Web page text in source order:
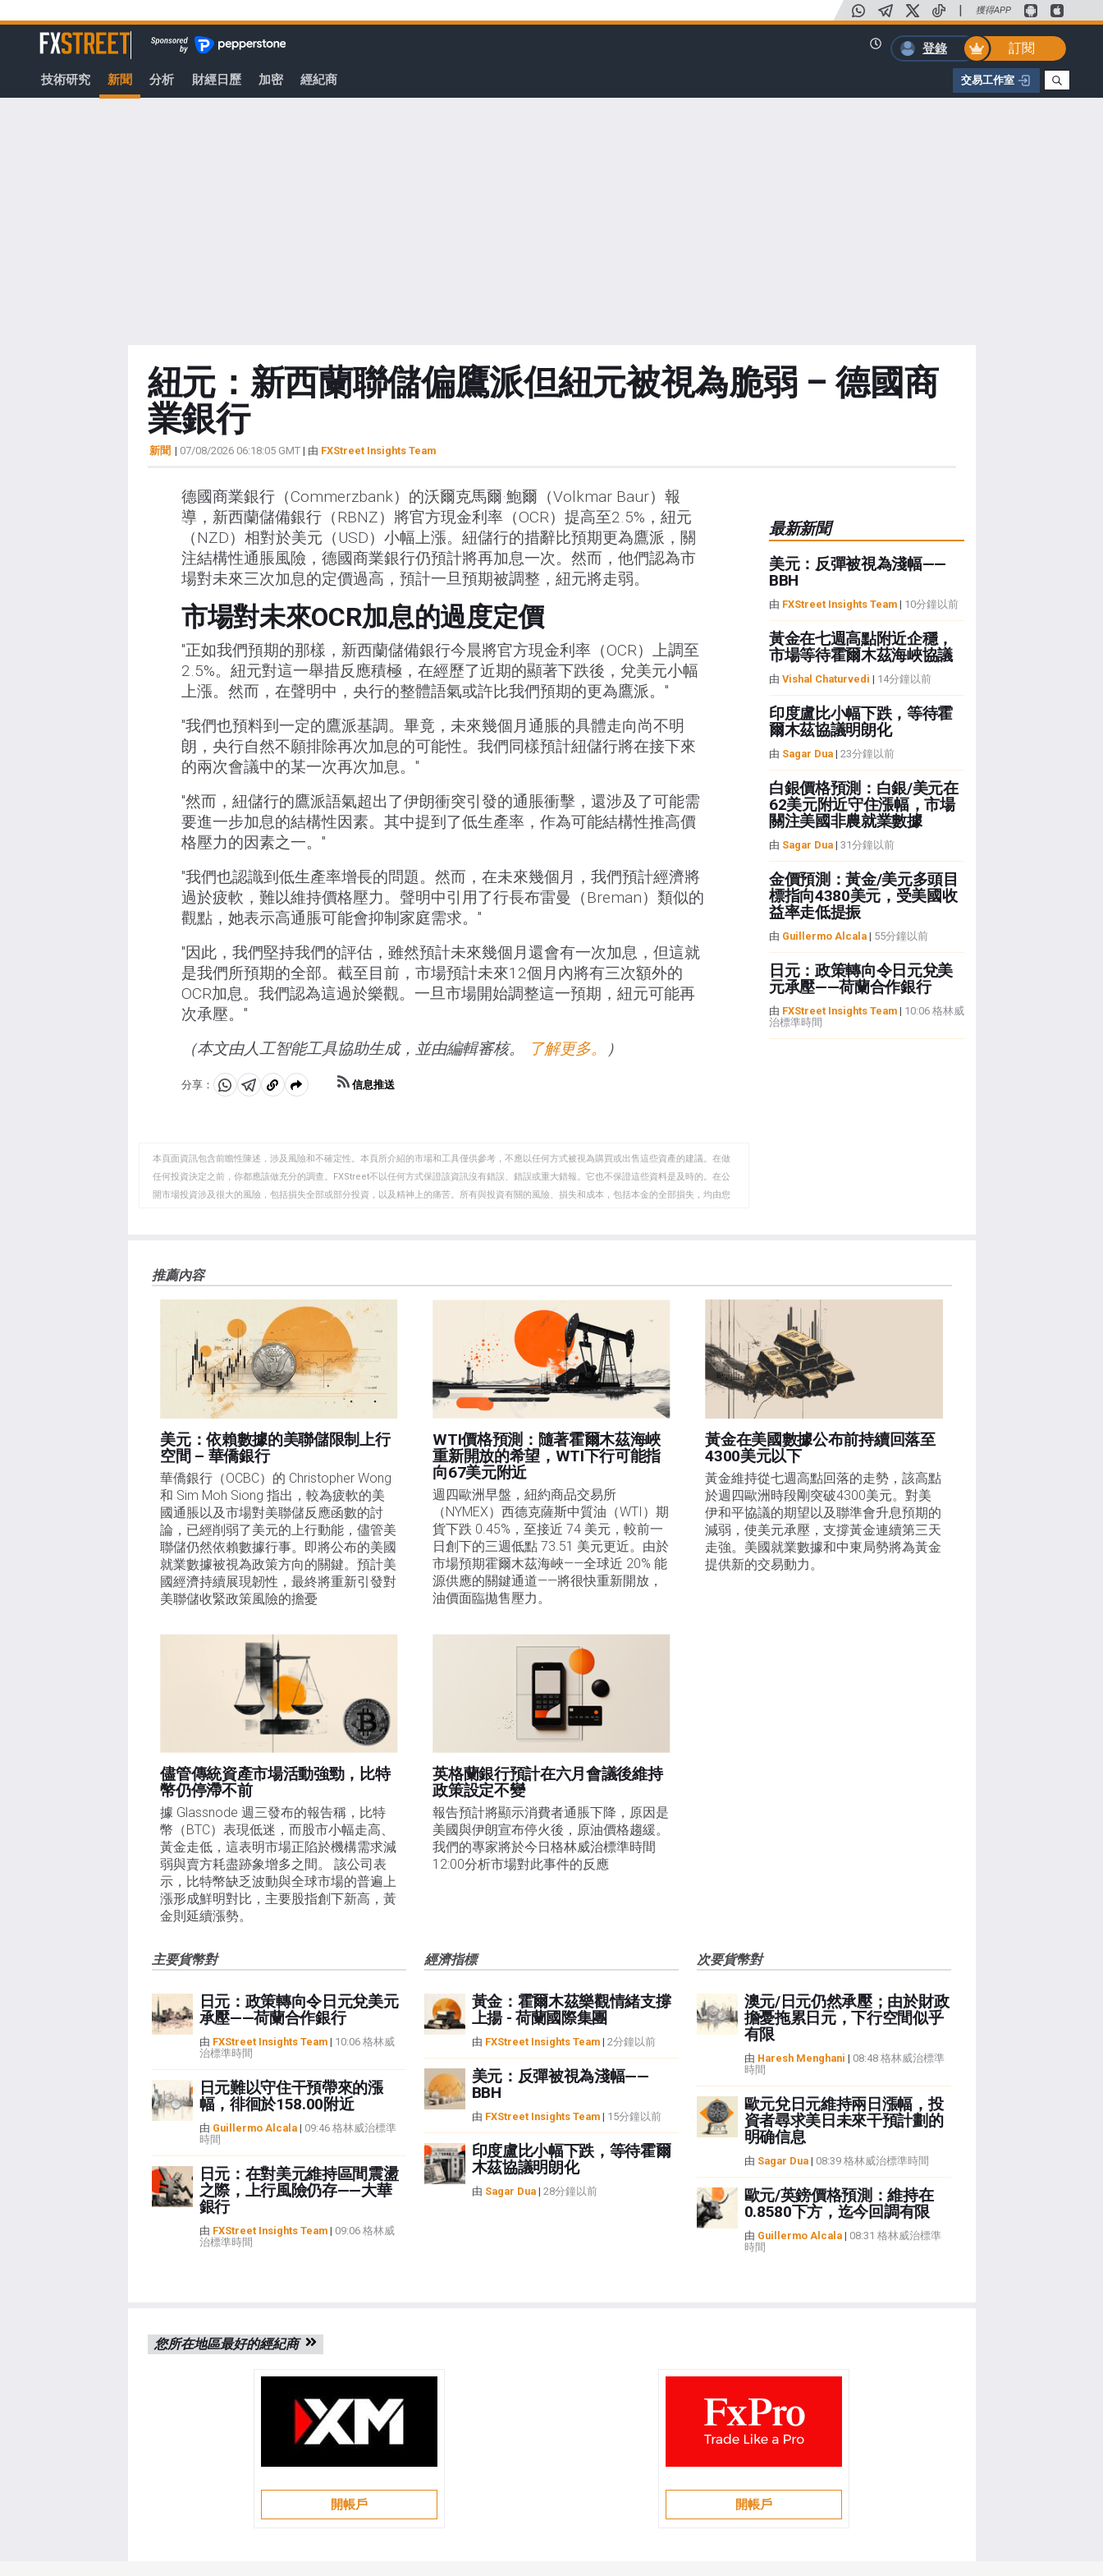
至
容
| 獲得APP
FXStreet
登錄
訂閱
技術研究 新聞 分析 財經日歷 加密 經紀商 交易工作室
紐元：新西蘭聯儲偏鷹派但紐元被視為脆弱 – 德國商
業銀行
新聞 | 07/08/2026 06:18:05 GMT| 由 FXStreet Insights Team
德國商業銀行（Commerzbank）的沃爾克馬爾·鮑爾（Volkmar Baur）報
導，新西蘭儲備銀行（RBNZ）將官方現金利率（OCR）提高至2.5%，紐元
（NZD）相對於美元（USD）小幅上漲。紐儲行的措辭比預期更為鷹派，關
注結構性通脹風險，德國商業銀行仍預計將再加息一次。然而，他們認為市
場對未來三次加息的定價過高，預計一旦預期被調整，紐元將走弱。
市場對未來OCR加息的過度定價
"正如我們預期的那樣，新西蘭儲備銀行今晨將官方現金利率（OCR）上調至
2.5%。紐元對這一舉措反應積極，在經歷了近期的顯著下跌後，兌美元小幅
上漲。然而，在聲明中，央行的整體語氣或許比我們預期的更為鷹派。"
"我們也預料到一定的鷹派基調。畢竟，未來幾個月通脹的具體走向尚不明
朗，央行自然不願排除再次加息的可能性。我們同樣預計紐儲行將在接下來
的兩次會議中的某一次再次加息。"
"然而，紐儲行的鷹派語氣超出了伊朗衝突引發的通脹衝擊，還涉及了可能需
要進一步加息的結構性因素。其中提到了低生產率，作為可能結構性推高價
格壓力的因素之一。"
"我們也認識到低生產率增長的問題。然而，在未來幾個月，我們預計經濟將
過於疲軟，難以維持價格壓力。聲明中引用了行長布雷曼（Breman）類似的
觀點，她表示高通脹可能會抑制家庭需求。"
"因此，我們堅持我們的評估，雖然預計未來幾個月還會有一次加息，但這就
是我們所預期的全部。截至目前，市場預計未來12個月內將有三次額外的
OCR加息。我們認為這過於樂觀。一旦市場開始調整這一預期，紐元可能再
次承壓。"
（本文由人工智能工具協助生成，並由編輯審核。
了解更多。 ）
分享：
分
WhatsApp
分
Telegram
複
剪
貼
板
信息推送
本頁面資訊包含前瞻性陳述，涉及風險和不確定性。本頁所介紹的市場和工具僅供參考，不應以任何方式被視為購買或出售這些資產的建議。在做
任何投資決定之前，你都應該做充分的調查。FXStreet不以任何方式保證該資訊沒有錯誤、錯誤或重大錯報。它也不保證這些資料是及時的。在公
開市場投資涉及很大的風險，包括損失全部或部分投資，以及精神上的痛苦。所有與投資有關的風險、損失和成本，包括本金的全部損失，均由您
FXStreet和作者不提供個性化的建議。作者對該資訊的準確性、完整性或適用性不作任何陳述。FXStreet和作者將不承擔任何錯誤，遺漏或任何損
失，傷害或損害由此資訊及其顯示或使用引起的。錯誤和遺漏除外。本文作者和FXStreet並非註冊投資顧問，本文內容無意提供任何投資建議。
最新新聞
美元：反彈被視為淺幅——
BBH
由 FXStreet Insights Team| 10分鐘以前
黃金在七週高點附近企穩，
市場等待霍爾木茲海峽協議
由 Vishal Chaturvedi | 14分鐘以前
印度盧比小幅下跌，等待霍
爾木茲協議明朗化
由 Sagar Dua| 23分鐘以前
白銀價格預測：白銀/美元在
62美元附近守住漲幅，市場
關注美國非農就業數據
由 Sagar Dua| 31分鐘以前
金價預測：黃金/美元多頭目
標指向4380美元，受美國收
益率走低提振
由 Guillermo Alcala| 55分鐘以前
日元：政策轉向令日元兌美
元承壓——荷蘭合作銀行
由 FXStreet Insights Team| 10:06 格林威
治標準時間
推薦內容
美元：依賴數據的美聯儲限制上行
空間 – 華僑銀行
華僑銀行（OCBC）的 Christopher Wong
和 Sim Moh Siong 指出，較為疲軟的美
國通脹以及市場對美聯儲反應函數的討
論，已經削弱了美元的上行動能，儘管美
聯儲仍然依賴數據行事。即將公布的美國
就業數據被視為政策方向的關鍵。預計美
國經濟持續展現韌性，最終將重新引發對
美聯儲收緊政策風險的擔憂
WTI價格預測：隨著霍爾木茲海峽
重新開放的希望，WTI下行可能指
向67美元附近
週四歐洲早盤，紐約商品交易所
（NYMEX）西德克薩斯中質油（WTI）期
貨下跌 0.45%，至接近 74 美元，較前一
日創下的三週低點 73.51 美元更近。由於
市場預期霍爾木茲海峽——全球近 20% 能
源供應的關鍵通道——將很快重新開放，
油價面臨拋售壓力。
黃金在美國數據公布前持續回落至
4300美元以下
黃金維持從七週高點回落的走勢，該高點
於週四歐洲時段剛突破4300美元。對美
伊和平協議的期望以及聯準會升息預期的
減弱，使美元承壓，支撐黃金連續第三天
走強。美國就業數據和中東局勢將為黃金
提供新的交易動力。
儘管傳統資產市場活動強勁，比特
幣仍停滯不前
據 Glassnode 週三發布的報告稱，比特
幣（BTC）表現低迷，而股市小幅走高、
黃金走低，這表明市場正陷於機構需求減
弱與賣方耗盡跡象增多之間。 該公司表
示，比特幣缺乏波動與全球市場的普遍上
漲形成鮮明對比，主要股指創下新高，黃
金則延續漲勢。
英格蘭銀行預計在六月會議後維持
政策設定不變
報告預計將顯示消費者通脹下降，原因是
美國與伊朗宣布停火後，原油價格趨緩。
我們的專家將於今日格林威治標準時間
12:00分析市場對此事件的反應
主要貨幣對
日元：政策轉向令日元兌美元
承壓——荷蘭合作銀行
由 FXStreet Insights Team| 10:06 格林威
治標準時間
日元難以守住干預帶來的漲
幅，徘徊於158.00附近
由 Guillermo Alcala| 09:46 格林威治標準
時間
日元：在對美元維持區間震盪
之際，上行風險仍存——大華
銀行
由 FXStreet Insights Team| 09:06 格林威
治標準時間
經濟指標
黃金：霍爾木茲樂觀情緒支撐
上揚 - 荷蘭國際集團
由 FXStreet Insights Team| 2分鐘以前
美元：反彈被視為淺幅——
BBH
由 FXStreet Insights Team| 15分鐘以前
印度盧比小幅下跌，等待霍爾
木茲協議明朗化
由 Sagar Dua| 28分鐘以前
次要貨幣對
澳元/日元仍然承壓；由於財政
擔憂拖累日元，下行空間似乎
有限
由 Haresh Menghani | 08:48 格林威治標準
時間
歐元兌日元維持兩日漲幅，投
資者尋求美日未來干預計劃的
明确信息
由 Sagar Dua| 08:39 格林威治標準時間
歐元/英鎊價格預測：維持在
0.8580下方，迄今回調有限
由 Guillermo Alcala| 08:31 格林威治標準
時間
您所在地區最好的經紀商
開帳戶 開帳戶